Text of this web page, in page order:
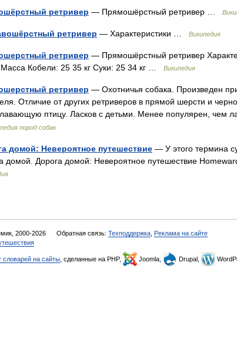
ретривер — Прямошёрстный ретривер …
ретривер — Характеристики … Википедия
ретривер — Прямошёрстный ретривер
Кобели: 25 35 кг Суки: 25 34 кг …
Википедия
ретривер — Охотничья собака. Произведен
Отличие от других ретриверов в прямой шерсти и
птицу. Ласков с детьми. Менее популярен, чем
пород собак
домой: Невероятное путешествие — У этого термина
домой. Дорога домой: Невероятное путешествие
2000-2026 Обратная связь: Техподдержка Реклама на сайте
словарей на сайты , сделанные на PHP, Joomla, Drupal,